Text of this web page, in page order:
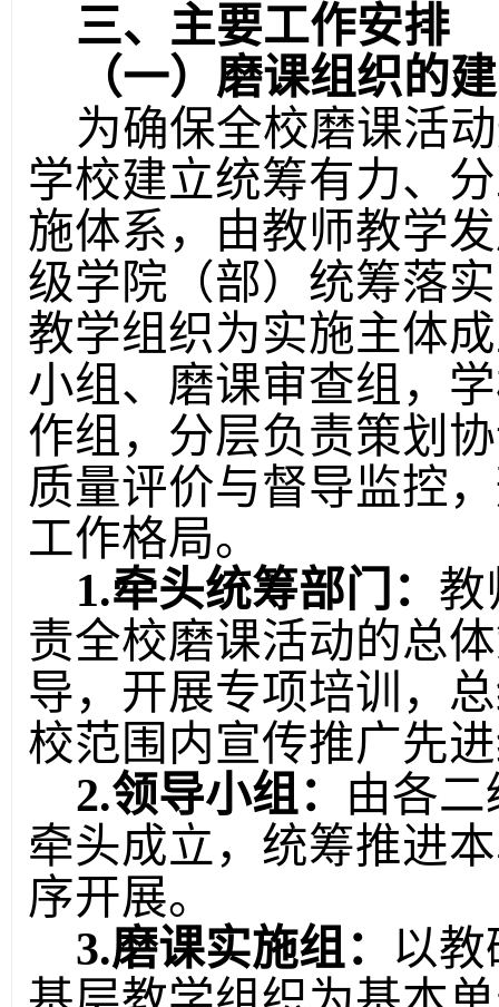
三、主要工作安排
（一）磨课组织的
为确保全校磨课活
学校建立统筹有力、
施体系，由教师教学
级学院（部）统筹落
教学组织为实施主体
小组、磨课审查组，
作组，分层负责策划
质量评价与督导监控
工作格局。
1.牵头统筹部门： 教
责全校磨课活动的总
导，开展专项培训，
校范围内宣传推广先
2.领导小组： 由各
牵头成立，统筹推进
序开展。
3.磨课实施组： 以